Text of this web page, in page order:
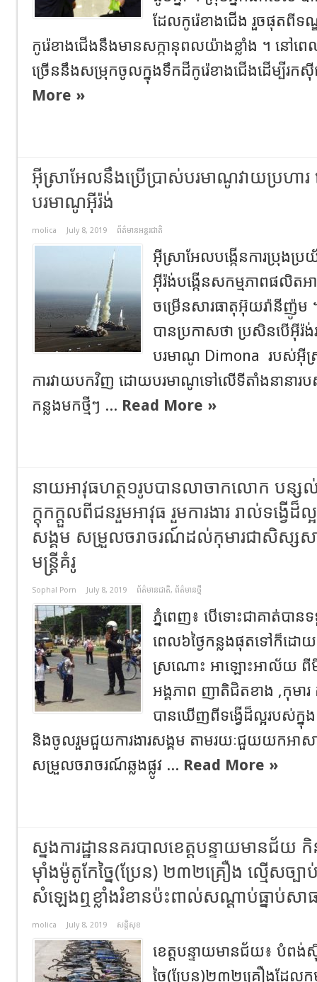
ដែលកូរ៉េខាងជើង រួចផុតពីទណ្
កូរ៉េខាងជើងនឹងមានសក្កានុពលយ៉ាងខ្លាំង ។ នៅពេ
ច្រើននឹងសម្រុកចូលក្នុងទឹកដីកូរ៉េខាងជើងដើម្បីរក
More »
អ៊ីស្រាអែលនឹងប្រើប្រាស់បរមាណូវាយប្រហ
បរមាណូអ៊ីរ៉ង់
molica July 8, 2019 ព័ត៌មានអន្តរជាតិ
អ៊ីស្រាអែលបង្កើនការប្រុងប្
អ៊ីរ៉ង់បង្កើនសកម្មភាពផលិតអា
ចម្រើនសារធាតុអ៊ុយរ៉ានីញ៉ូម​
បានប្រកាសថា ប្រសិនបើអ៊ីរ៉
បរមាណូ Dimona ​ របស់អ៊ី
ការវាយបកវិញ ដោយបរមាណូទៅលើទីតាំងនានារ
កន្លងមកថ្មីៗ ... Read More »
នាយអាវុធហត្ថ១រូបបានលាចាកលោក បន្សល់
ក្តុកក្តួលពីជនរួមអាវុធ រួមការងារ រាល់ទង្វើដ៏
សង្គម សម្រួលចរាចរណ៍ដល់កុមារជាសិស្សសាល
មន្ត្រីគំរូ
Sophal Porn July 8, 2019 ព័ត៌មានជាតិ, ព័ត៌មានថ្មី
ភ្នំពេញ៖ បើទោះជាគាត់ប
ពេល៦ថ្ងៃកន្លងផុតទៅក៏ដោ
ស្រណោះ អាឡោះអាល័យ ពីមិត្ត
អង្គភាព ញាតិជិតខាង ,កុមា
បានឃើញពីទង្វើដ៏ល្អរបស់ក្នុ
និងចូលរួមជួយការងារសង្គម តាមរយៈជួយយកអា
សម្រួលចរាចរណ៍ឆ្លងផ្លូវ ... Read More »
ស្នងការដ្ឋាននគរបាលខេត្តបន្ទាយមានជ័
ម៉ាំងម៉ូតូកែច្នៃ(ប្រែន) ២៣២គ្រឿង ល្មើសច្បា
សំឡេងឮខ្លាំងរំខានប៉ះពាល់សណ្តាប់ធ្នាប់សា
molica July 8, 2019 សន្តិសុខ
ខេត្តបន្ទាយមានជ័យ៖ បំពង់
ច្នៃ(ប្រែន)២៣២គ្រឿងដែលក